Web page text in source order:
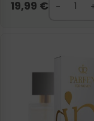
19,99 €